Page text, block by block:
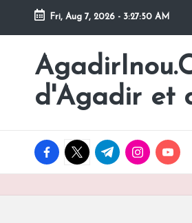
Skip
content
Fri, Aug 7, 2026 - 3:27:51 AM
d'Agadir et
Toute
l'actualité
de
d'Agadir
facebook.com
twitter.com
t.me